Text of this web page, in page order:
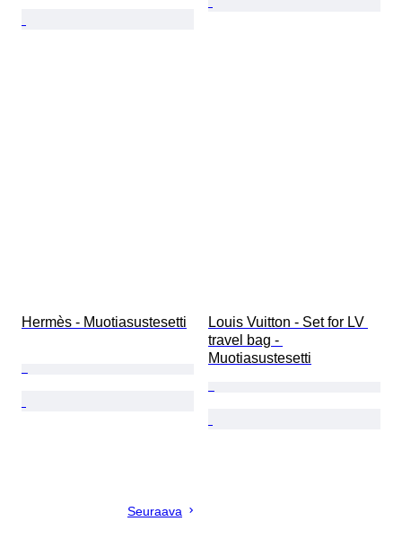
Hermès - Muotiasustesetti
Louis Vuitton - Set for LV
travel bag -
Muotiasustesetti
Seuraava